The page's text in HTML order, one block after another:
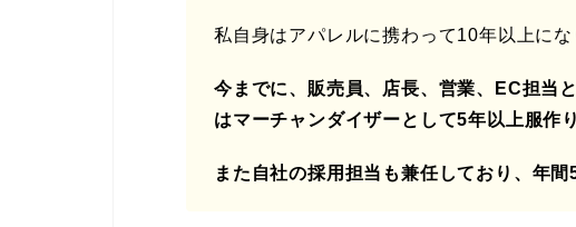
私自身はアパレルに携わって10年以上にな
今までに、販売員、店長、営業、EC担当
はマーチャンダイザーとして5年以上服作
また自社の採用担当も兼任しており、年